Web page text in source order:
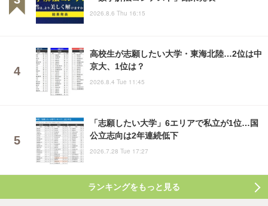
2026.8.6 Thu 16:15
高校生が志願したい大学・東海北陸…2位は中
京大、1位は？
2026.8.4 Tue 11:45
「志願したい大学」6エリアで私立が1位…国
公立志向は2年連続低下
2026.7.28 Tue 17:27
ランキングをもっと見る